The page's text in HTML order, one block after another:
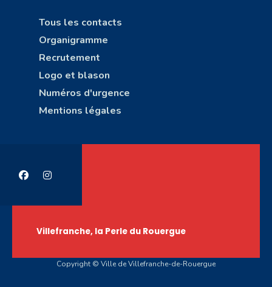
Tous les contacts
Organigramme
Recrutement
Logo et blason
Numéros d'urgence
Mentions légales
Villefranche, la Perle du Rouergue
Copyright © Ville de Villefranche-de-Rouergue